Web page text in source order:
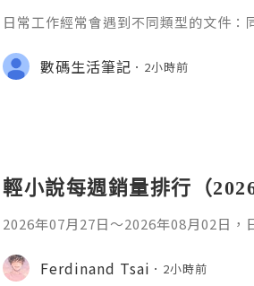
日常工作經常會遇到不同類型的文件
PDF。 如果每種文件都要使用不同程
少人會接觸 WPS Offic
數碼生活筆記 2小時前
輕小說每週銷量排行（
2026年07月27日〜2026年08月02日，
首・文字插畫：すがわらおむ
年08月銷售數：10,281部2. 落後的馴
Ferdinand Tsai 2小時前